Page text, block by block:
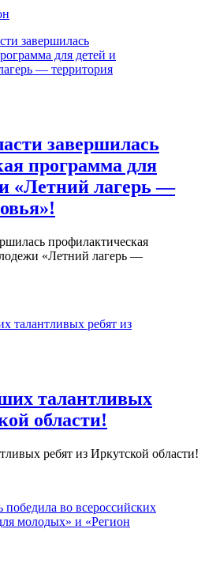
завершилась
программа для
«Летний лагерь —
профилактическая
«Летний лагерь —
талантливых
области!
ребят из Иркутской области!